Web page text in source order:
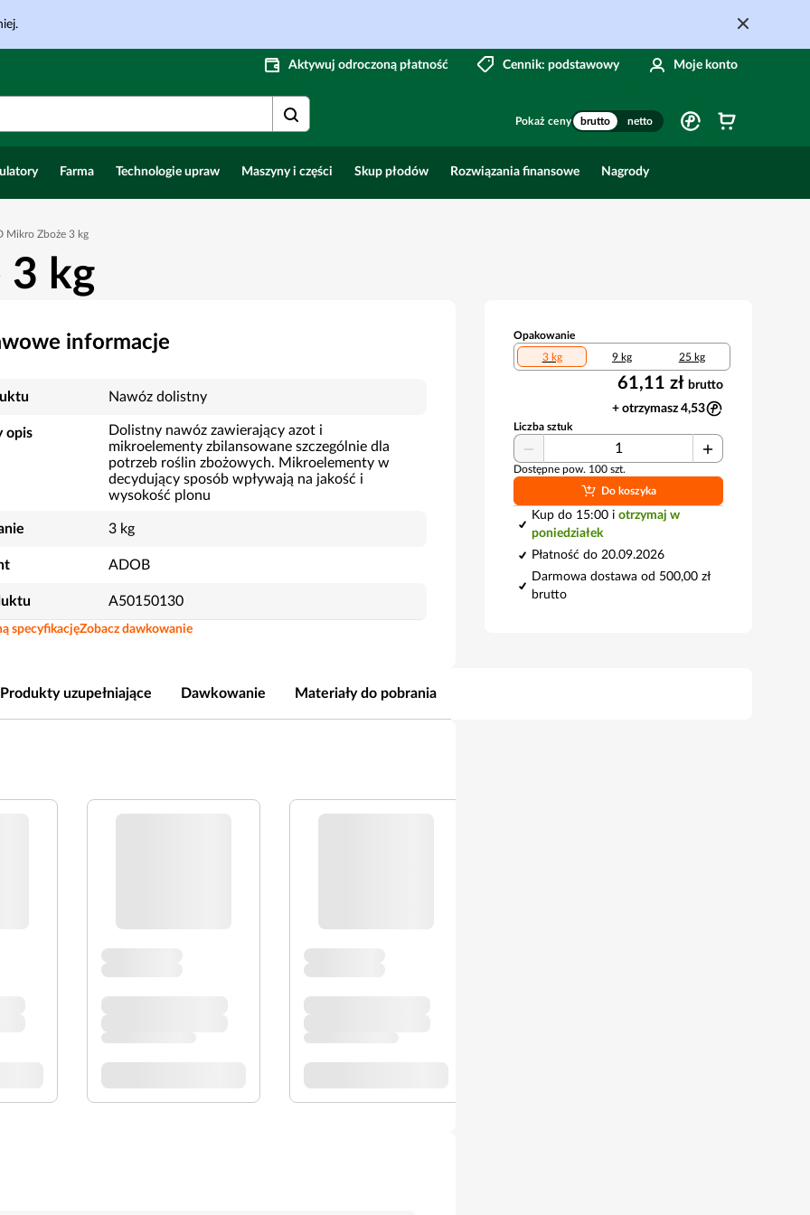
Aktywuj odroczoną płatność Cennik: podstawowy Moje konto
Pokaż ceny brutto netto
Farma Technologie upraw Maszyny i części Skup płodów Rozwiązania finansowe Nagrody
Mikro Zboże 3 kg
3 kg
informacje
Nawóz dolistny
opis
Dolistny nawóz zawierający azot i
mikroelementy zbilansowane szczególnie dla
potrzeb roślin zbożowych. Mikroelementy w
decydujący sposób wpływają na jakość i
wysokość plonu
3 kg
ADOB
A50150130
specyfikacjęZobacz dawkowanie
Opakowanie
3 kg
9 kg 25 kg
61,11 zł brutto
+ otrzymasz 4,53
Liczba sztuk
Dostępne pow. 100 szt.
Do koszyka
Kup do 15:00 i otrzymaj w
poniedziałek
Płatność do 20.09.2026
Darmowa dostawa od 500,00 zł
brutto
Produkty uzupełniające Dawkowanie Materiały do pobrania